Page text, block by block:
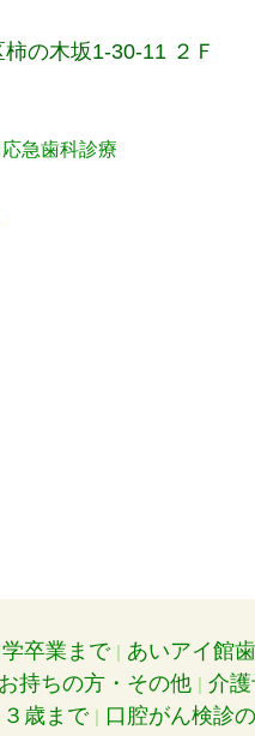
柿の木坂1-30-11 ２Ｆ
急歯科診療
卒業まで あいアイ館
持ちの方・その他 介
歳まで 口腔がん検診